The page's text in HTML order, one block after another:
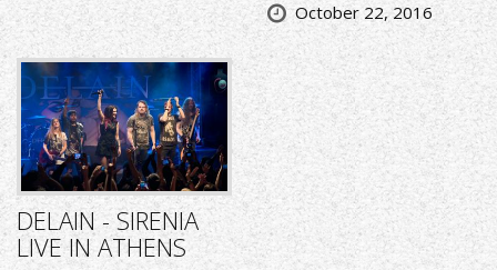
October 22, 2016
DELAIN - SIRENIA
LIVE IN ATHENS